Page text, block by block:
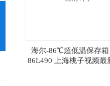
海尔-86℃超低温保存箱
86L490 上海桃子视频最